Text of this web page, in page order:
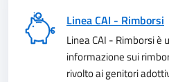
Linea CAI - Rimborsi
Linea CAI - Rimborsi è
informazione sui
rivolto ai genitori